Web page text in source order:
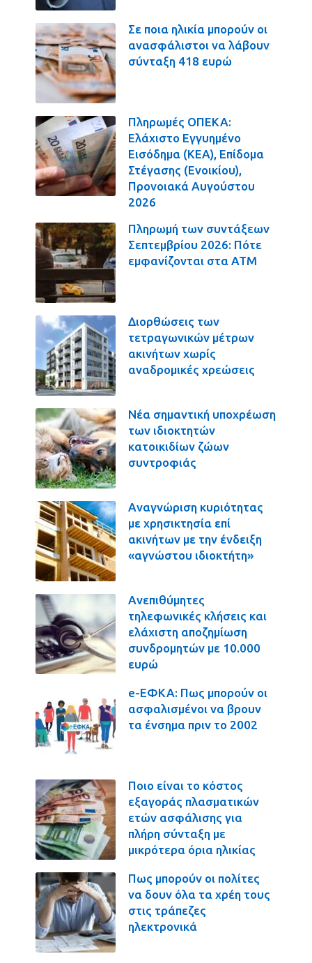
Σε ποια ηλικία μπορούν οι
ανασφάλιστοι να λάβουν
σύνταξη 418 ευρώ
Πληρωμές ΟΠΕΚΑ:
Ελάχιστο Εγγυημένο
Εισόδημα (ΚΕΑ), Επίδομα
Στέγασης (Ενοικίου),
Προνοιακά Αυγούστου
2026
Πληρωμή των συντάξεων
Σεπτεμβρίου 2026: Πότε
εμφανίζονται στα ΑΤΜ
Διορθώσεις των
τετραγωνικών μέτρων
ακινήτων χωρίς
αναδρομικές χρεώσεις
Νέα σημαντική υποχρέωση
των ιδιοκτητών
κατοικιδίων ζώων
συντροφιάς
Αναγνώριση κυριότητας
με χρησικτησία επί
ακινήτων με την ένδειξη
«αγνώστου ιδιοκτήτη»
Ανεπιθύμητες
τηλεφωνικές κλήσεις και
ελάχιστη αποζημίωση
συνδρομητών με 10.000
ευρώ
e-ΕΦΚΑ: Πως μπορούν οι
ασφαλισμένοι να βρουν
τα ένσημα πριν το 2002
Ποιο είναι το κόστος
εξαγοράς πλασματικών
ετών ασφάλισης για
πλήρη σύνταξη με
μικρότερα όρια ηλικίας
Πως μπορούν οι πολίτες
να δουν όλα τα χρέη τους
στις τράπεζες
ηλεκτρονικά